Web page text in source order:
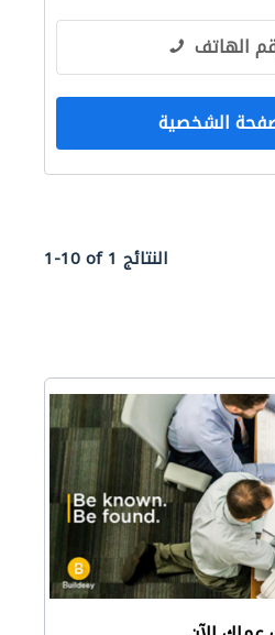
الهاتف
الشخصية
1-10 of 1 النتائج